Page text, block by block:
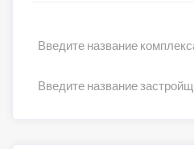
Введите название
Введите название